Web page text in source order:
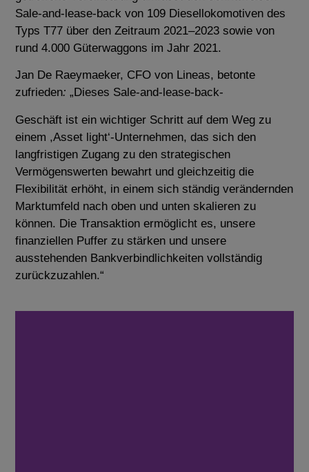
Sale-and-lease-back von 109 Diesellokomotiven des
Typs T77 über den Zeitraum 2021–2023 sowie von
rund 4.000 Güterwaggons im Jahr 2021.
Jan De Raeymaeker, CFO von Lineas, betonte
zufrieden:„Dieses Sale-and-lease-back-
Geschäft ist ein wichtiger Schritt auf dem Weg zu
einem ,Asset light‘-Unternehmen, das sich den
langfristigen Zugang zu den strategischen
Vermögenswerten bewahrt und gleichzeitig die
Flexibilität erhöht, in einem sich ständig verändernden
Marktumfeld nach oben und unten skalieren zu
können. Die Transaktion ermöglicht es, unsere
finanziellen Puffer zu stärken und unsere
ausstehenden Bankverbindlichkeiten vollständig
zurückzuzahlen.“